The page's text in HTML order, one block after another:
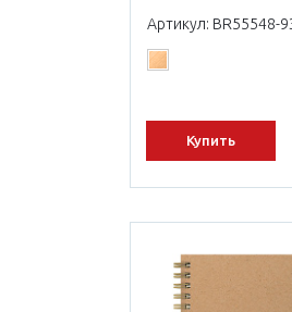
Артикул: BR55548-
Купить